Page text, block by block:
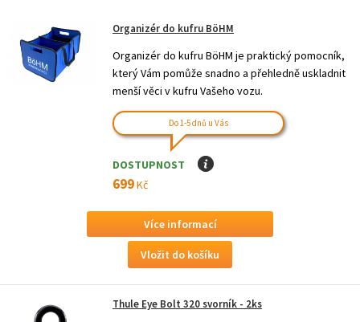
Organizér do kufru BöHM
Organizér do kufru BöHM je praktický pomocník,
který Vám pomůže snadno a přehledně uskladnit
menší věci v kufru Vašeho vozu.
Do 1-5 dnů u Vás
DOSTUPNOST I
699Kč
Více informací
Thule Eye Bolt 320 svorník - 2ks